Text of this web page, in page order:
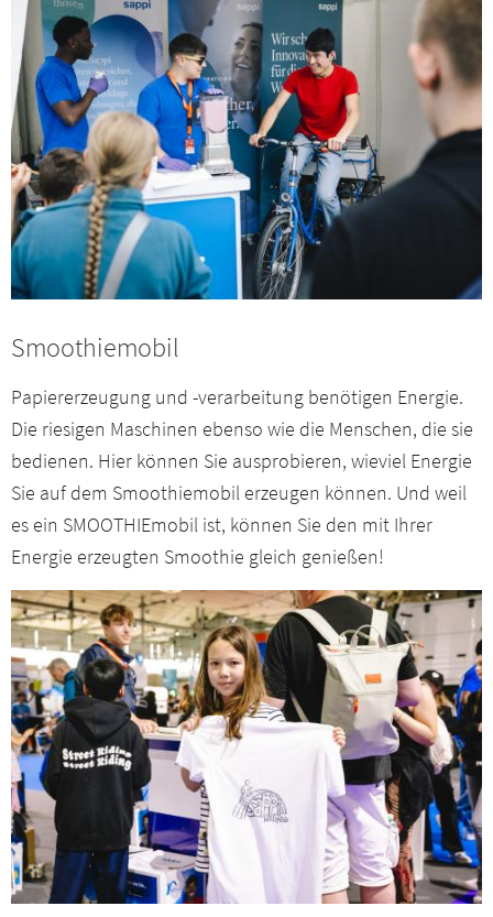
Smoothiemobil
Papiererzeugung und -verarbeitung benötigen Energie.
Die riesigen Maschinen ebenso wie die Menschen, die sie
bedienen. Hier können Sie ausprobieren, wieviel Energie
Sie auf dem Smoothiemobil erzeugen können. Und weil
es ein SMOOTHIEmobil ist, können Sie den mit Ihrer
Energie erzeugten Smoothie gleich genießen!